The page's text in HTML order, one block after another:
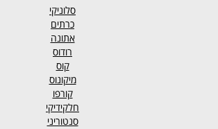
סלוניקי
כרתים
אתונה
רודוס
קוס
מיקונוס
קורפו
חלקידיקי
סנטוריני